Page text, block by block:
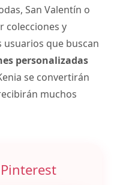
San Valentín o
colecciones y
que buscan
personalizadas
se convertirán
muchos